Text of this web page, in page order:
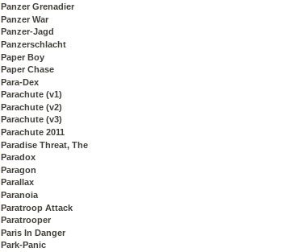
Panzer Grenadier
Panzer War
Panzer-Jagd
Panzerschlacht
Paper Boy
Paper Chase
Para-Dex
Parachute (v1)
Parachute (v2)
Parachute (v3)
Parachute 2011
Paradise Threat, The
Paradox
Paragon
Parallax
Paranoia
Paratroop Attack
Paratrooper
Paris In Danger
Park-Panic